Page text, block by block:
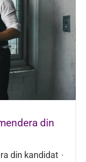
din
din kandidat ·